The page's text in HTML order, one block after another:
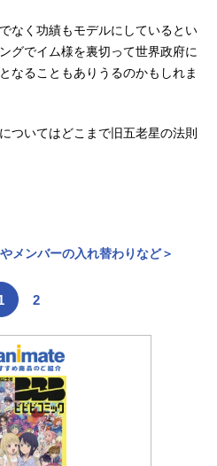
なく功績もモデルにしているとい
グでイム様を裏切って世界政府に
なることもありうるのかもしれま
ついてはどこまで旧五老星の法則
メンバーの入れ替わりなど＞
2